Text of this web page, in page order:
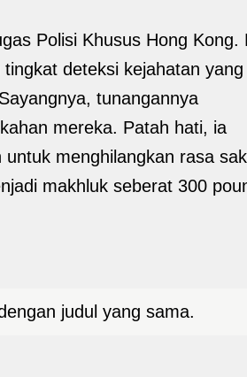
Polisi Khusus Hong Kong.
deteksi kejahatan yang
tunangannya
mereka. Patah hati, ia
menghilangkan rasa
makhluk seberat 300
judul yang sama.